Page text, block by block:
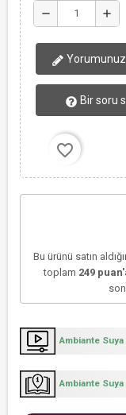
remove add
Bir soru
favorite_border
Bu ürünü satın
toplam 249
Ambiante Suya
Ambiante Suya